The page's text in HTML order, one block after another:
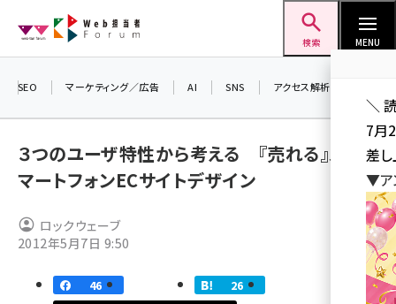
ン
検索 MENU
ai (2804)
note (2312)
SEO マーケティング／広告 AI SNS アクセス解析／データ分析
３つのユーザ特性から考える 『売れる』ス
マートフォンECサイトデザイン
ロックウェーブ
2012年5月7日 9:50
46
26
＼
7月
差し
▼ア